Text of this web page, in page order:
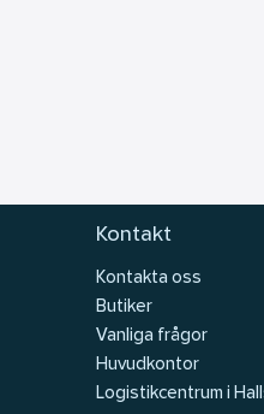
Kontakt
Kontakta oss
Butiker
Vanliga frågor
Huvudkontor
Logistikcentrum i